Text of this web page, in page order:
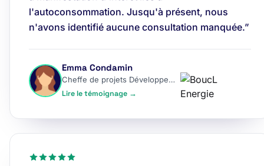
l'autoconsommation. Jusqu'à présent, nous
n'avons identifié aucune consultation manquée.”
Emma Condamin
Cheffe de projets Développement
Lire le témoignage →